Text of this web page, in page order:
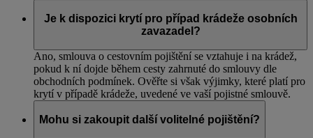
Je k dispozici krytí pro případ krádeže osobních
zavazadel?
Ano, smlouva o cestovním pojištění se vztahuje i na krádež,
pokud k ní dojde během cesty zahrnuté do smlouvy dle
obchodních podmínek. Ověřte si však výjimky, které platí pro
krytí v případě krádeže, uvedené ve vaší pojistné smlouvě.
Mohu si zakoupit další volitelné pojištění?